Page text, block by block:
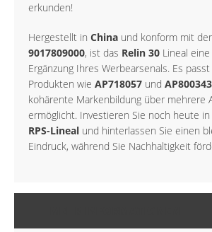
erkunden!
Hergestellt in China und konform mit
9017809000, ist das Relin 30 Lineal
Ergänzung Ihres Werbearsenals. Es
Produkten wie AP718057 und AP800343
kohärente Markenbildung über mehrere
ermöglicht. Investieren Sie noch heute in
RPS-Lineal und hinterlassen Sie einen
Eindruck, während Sie Nachhaltigkeit